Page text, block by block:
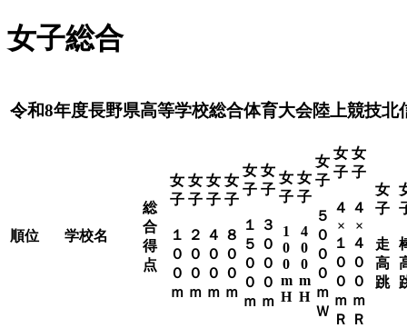
女子総合
令和8年度長野県高等学校総合体育大会陸上競技北
順位 学校名
総
合
得
点
女
子
１
０
０
ｍ
女
子
２
０
０
ｍ
女
子
４
０
０
ｍ
女
子
８
０
０
ｍ
女
子
１
５
０
０
ｍ
女
子
３
０
０
０
ｍ
女
子
1
0
0
m
H
女
子
4
0
0
m
H
女
子
５
０
０
０
ｍ
Ｗ
女
子
４
×
１
０
０
ｍ
Ｒ
女
子
４
×
４
０
０
ｍ
Ｒ
女
子
走
高
跳